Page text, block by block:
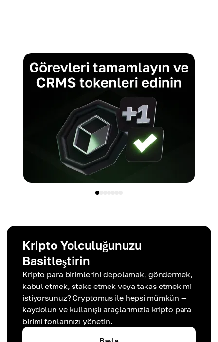
Kripto Yolculuğunuzu
Basitleştirin
Kripto para birimlerini depolamak, göndermek,
kabul etmek, stake etmek veya takas etmek mi
istiyorsunuz? Cryptomus ile hepsi mümkün —
kaydolun ve kullanışlı araçlarımızla kripto para
birimi fonlarınızı yönetin.